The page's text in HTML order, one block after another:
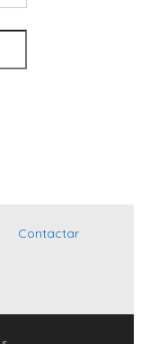
Contactar